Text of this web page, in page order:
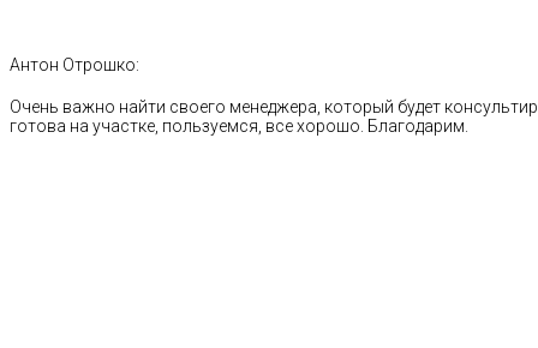
Антон Отрошко:
Очень важно найти своего менеджера, который будет
готова на участке, пользуемся, все хорошо. Благодарим.